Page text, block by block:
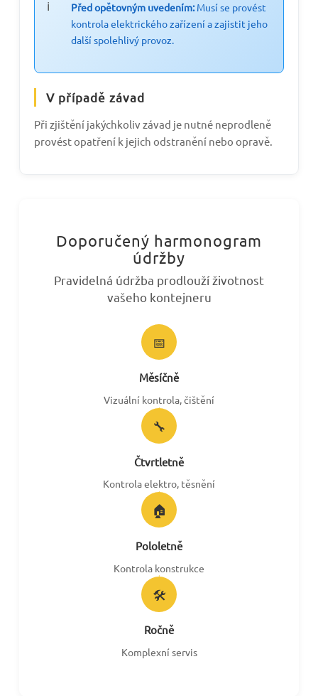
Před opětovným uvedením:Musí se provést
kontrola elektrického zařízení a zajistit jeho
další spolehlivý provoz.
V případě závad
Při zjištění jakýchkoliv závad je nutné neprodleně
provést opatření k jejich odstranění nebo opravě.
Doporučený harmonogram
údržby
Pravidelná údržba prodlouží životnost
vašeho kontejneru
📅
Měsíčně
Vizuální kontrola, čištění
🔧
Čtvrtletně
Kontrola elektro, těsnění
🏠
Pololetně
Kontrola konstrukce
🛠️
Ročně
Komplexní servis